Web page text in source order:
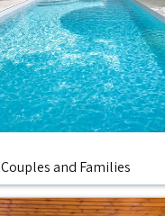
Couples and Families